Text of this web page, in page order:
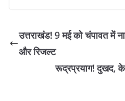
उत्तराखंड! 9 मई को चंपावत में
और रिजल्ट
रूद्रप्रयाग! दुखद,